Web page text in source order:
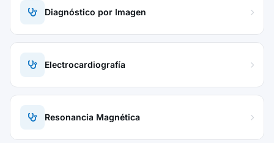
Diagnóstico por Imagen
Electrocardiografía
Resonancia Magnética